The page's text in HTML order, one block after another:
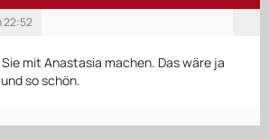
22:52
mit Anastasia machen. Das wäre ja
so schön.